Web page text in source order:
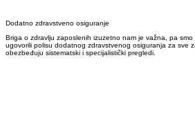
Dodatno zdravstveno osiguranje
Briga o zdravlju zaposlenih izuzetno nam je važna, pa
ugovorili polisu dodatnog zdravstvenog osiguranja za sve
obezbeđuju sistematski i specijalistički pregledi.